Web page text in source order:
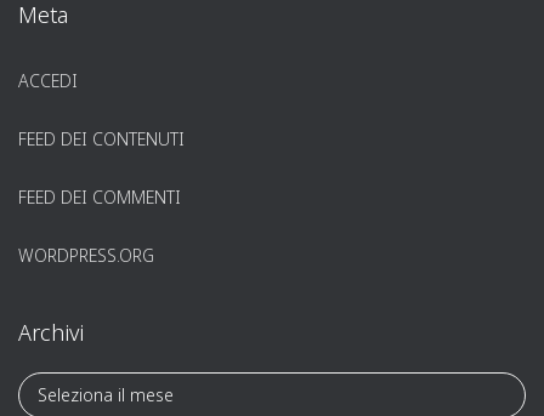
Meta
ACCEDI
FEED DEI CONTENUTI
FEED DEI COMMENTI
WORDPRESS.ORG
Archivi
A
r